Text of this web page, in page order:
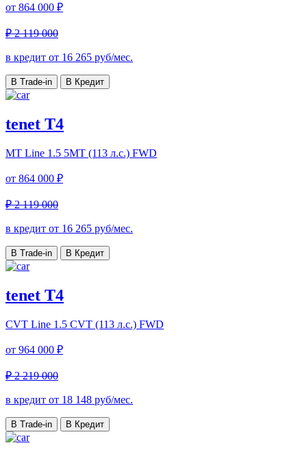
от 864 000 ₽
₽ 2 119 000
в кредит от 16 265 руб/мес.
В Trade-in В Кредит
tenet T4
MT Line 1.5 5MT (113 л.с.) FWD
от 864 000 ₽
₽ 2 119 000
в кредит от 16 265 руб/мес.
В Trade-in В Кредит
tenet T4
CVT Line 1.5 CVT (113 л.с.) FWD
от 964 000 ₽
₽ 2 219 000
в кредит от 18 148 руб/мес.
В Trade-in В Кредит